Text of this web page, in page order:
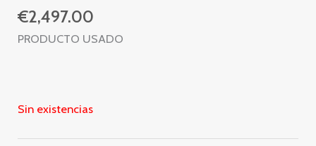
€2,497.00
PRODUCTO USADO
Sin existencias